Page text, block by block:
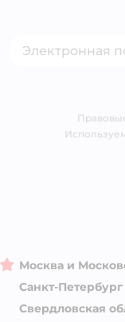
Москва и
Санкт-
Свердловская